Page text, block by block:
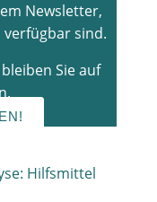
Newsletter,
sind.
Sie auf